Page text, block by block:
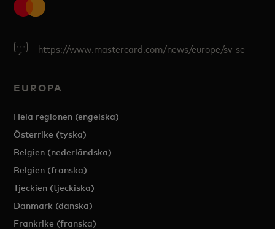
https://www.mastercard.com/news/europe/sv-se
EUROPA
Hela regionen (engelska)
Österrike (tyska)
Belgien (nederländska)
Belgien (franska)
Tjeckien (tjeckiska)
Danmark (danska)
Frankrike (franska)